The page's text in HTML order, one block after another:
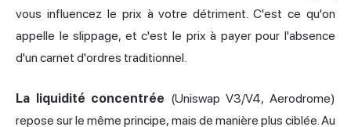
vous influencez le prix à votre détriment. C'est ce qu'on
appelle le slippage, et c'est le prix à payer pour l'absence
d'un carnet d'ordres traditionnel.
La liquidité concentrée (Uniswap V3/V4, Aerodrome)
repose sur le même principe, mais de manière plus ciblée. Au